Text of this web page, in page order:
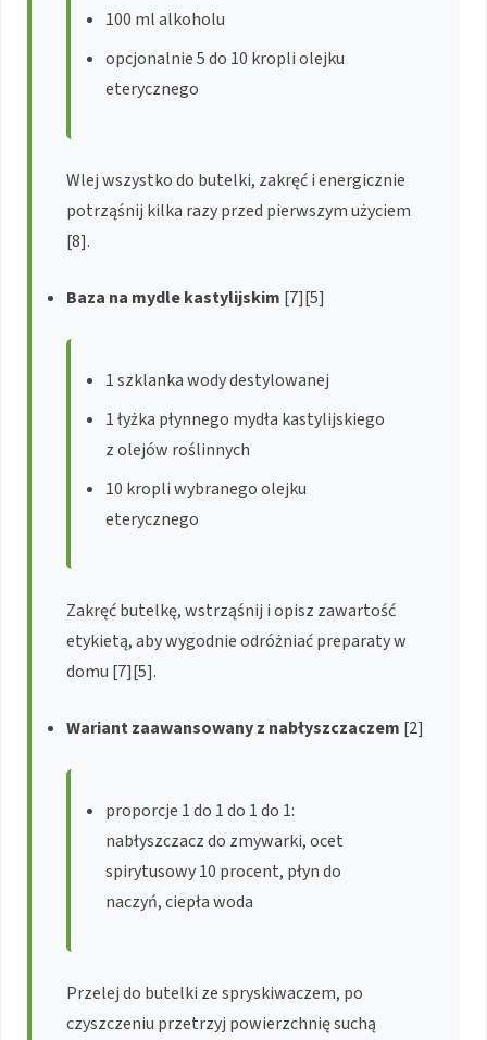
100 ml alkoholu
opcjonalnie 5 do 10 kropli olejku
eterycznego
Wlej wszystko do butelki, zakręć i energicznie
potrząśnij kilka razy przed pierwszym użyciem
[8].
Baza na mydle kastylijskim [7][5]
1 szklanka wody destylowanej
1 łyżka płynnego mydła kastylijskiego
z olejów roślinnych
10 kropli wybranego olejku
eterycznego
Zakręć butelkę, wstrząśnij i opisz zawartość
etykietą, aby wygodnie odróżniać preparaty w
domu [7][5].
Wariant zaawansowany z nabłyszczaczem [2]
proporcje 1 do 1 do 1 do 1:
nabłyszczacz do zmywarki, ocet
spirytusowy 10 procent, płyn do
naczyń, ciepła woda
Przelej do butelki ze spryskiwaczem, po
czyszczeniu przetrzyj powierzchnię suchą